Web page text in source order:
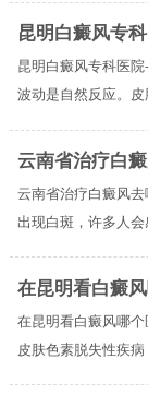
昆明白癜风专
昆明白癜风专科医
波动是自然反应。
云南省治疗白
云南省治疗白癜风
出现白斑，许多人会
在昆明看白癜
在昆明看白癜风哪
皮肤色素脱失性疾病